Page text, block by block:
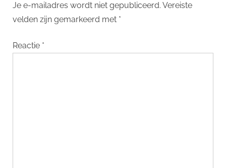
Je e-mailadres wordt niet gepubliceerd. Vereiste
velden zijn gemarkeerd met *
Reactie *